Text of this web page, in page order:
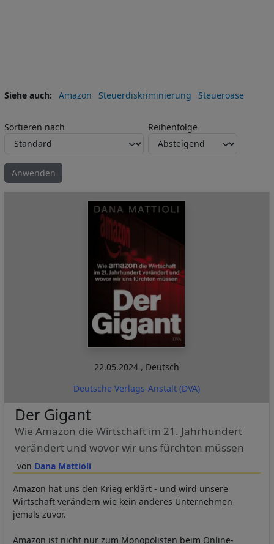
Siehe auch Amazon Steuerdiskriminierung Steueroase
Sortieren nach Reihenfolge
22.05.2024 , Deutsch
Deutsche Verlags-Anstalt (DVA)
Dana Mattioli
Der Gigant
Wie Amazon die Wirtschaft im 21. Jahrhundert
verändert und wovor wir uns fürchten müssen
Amazon hat uns den Krieg erklärt - und wird unsere
Wirtschaft verändern wie kein anderes Unternehmen
jemals zuvor.
Amazon ist nicht nur zum Monopolisten beim Online-